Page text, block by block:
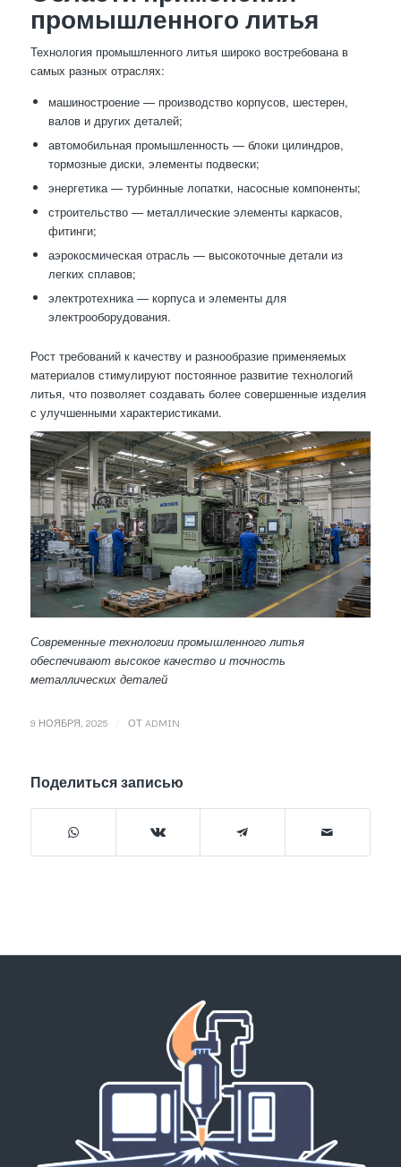
промышленного литья
Технология промышленного литья широко востребована в
самых разных отраслях:
машиностроение — производство корпусов, шестерен,
валов и других деталей;
автомобильная промышленность — блоки цилиндров,
тормозные диски, элементы подвески;
энергетика — турбинные лопатки, насосные компоненты;
строительство — металлические элементы каркасов,
фитинги;
аэрокосмическая отрасль — высокоточные детали из
легких сплавов;
электротехника — корпуса и элементы для
электрооборудования.
Рост требований к качеству и разнообразие применяемых
материалов стимулируют постоянное развитие технологий
литья, что позволяет создавать более совершенные изделия
с улучшенными характеристиками.
Современные технологии промышленного литья
обеспечивают высокое качество и точность
металлических деталей
9 НОЯБРЯ, 2025 ОТ ADMIN
Поделиться записью